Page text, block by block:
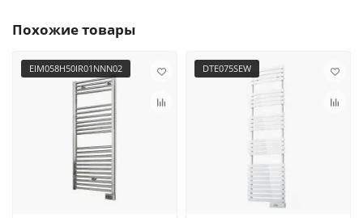
Похожие товары
EIM058H50IR01NNN02 DTE075SEW